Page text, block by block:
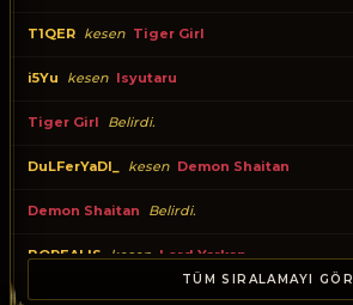
T1QER kesen Tiger Girl
i5Yu kesen Isyutaru
Tiger Girl Belirdi.
DuLFerYaDl_ kesen Demon Shaitan
Demon Shaitan Belirdi.
BOREALIS kesen Lord Yarkan
Uruchi Belirdi.
TÜM SIRALAMAYI GÖR